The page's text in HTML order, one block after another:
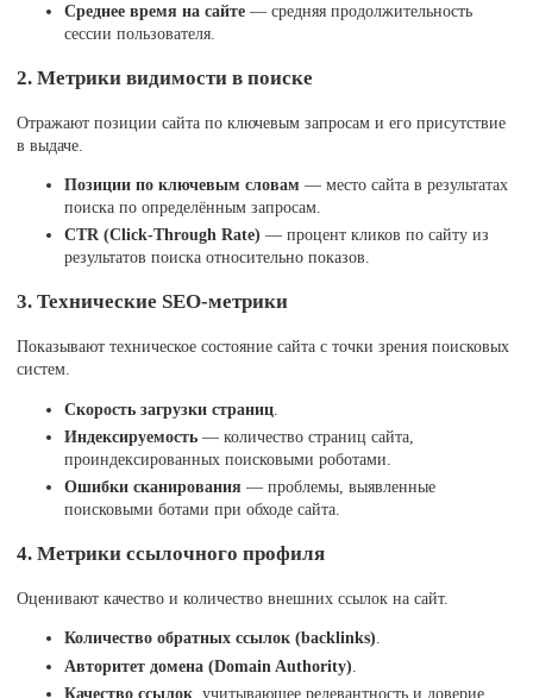
Среднее время на сайте — средняя продолжительность
сессии пользователя.
2. Метрики видимости в поиске
Отражают позиции сайта по ключевым запросам и его присутствие
в выдаче.
Позиции по ключевым словам — место сайта в результатах
поиска по определённым запросам.
CTR (Click-Through Rate) — процент кликов по сайту из
результатов поиска относительно показов.
3. Технические SEO-метрики
Показывают техническое состояние сайта с точки зрения поисковых
систем.
Скорость загрузки страниц
Индексируемость — количество страниц сайта,
проиндексированных поисковыми роботами.
Ошибки сканирования — проблемы, выявленные
поисковыми ботами при обходе сайта.
4. Метрики ссылочного профиля
Оценивают качество и количество внешних ссылок на сайт.
Количество обратных ссылок (backlinks).
Авторитет домена (Domain Authority)
Качество ссылок , учитывающее релевантность и доверие